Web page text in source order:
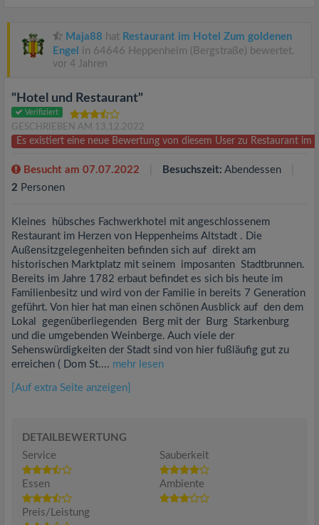
Maja88 hat Restaurant im Hotel Zum goldenen
Engel in 64646 Heppenheim (Bergstraße) bewertet.
vor 4 Jahren
"Hotel und Restaurant"
Verifiziert
GESCHRIEBEN AM 13.12.2022
Es existiert eine neue Bewertung von diesem User zu Restaurant im
Besucht am 07.07.2022 Besuchszeit: Abendessen
2 Personen
Kleines hübsches Fachwerkhotel mit angeschlossenem
Restaurant im Herzen von Heppenheims Altstadt . Die
Außensitzgelegenheiten befinden sich auf direkt am
historischen Marktplatz mit seinem imposanten Stadtbrunnen.
Bereits im Jahre 1782 erbaut befindet es sich bis heute im
Familienbesitz und wird von der Familie in bereits 7 Generation
geführt. Von hier hat man einen schönen Ausblick auf den dem
Lokal gegenüberliegenden Berg mit der Burg Starkenburg
und die umgebenden Weinberge. Auch viele der
Sehenswürdigkeiten der Stadt sind von hier fußläufig gut zu
erreichen ( Dom St.... mehr lesen
[Auf extra Seite anzeigen]
DETAILBEWERTUNG
Service
Sauberkeit
Essen Ambiente
Preis/Leistung